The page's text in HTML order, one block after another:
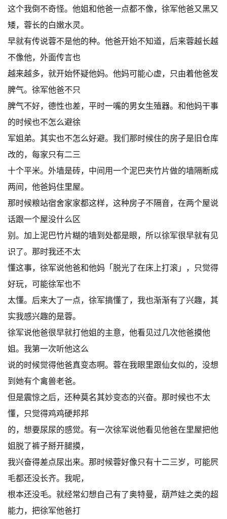
这个我倒不奇怪。他姐和他爸一点都不像，徐军他爸又黑又
矮，蓉长的白嫩水灵。
早就有传说蓉不是他的种。他爸开始不知道，后来蓉越长越
不像他，外面传言也
越来越多，就开始怀疑他妈。他妈可能心虚，只由着他爸发
脾气。徐军他爸不只
脾气不好，德性也差，平时一嘴的男女生殖器。和他妈干事
的时候也不怎么避徐
军姐弟。其实也不怎么好避。我们那时候住的房子是旧仓库
改的，每家只有二三
十个平米。外墙是砖，中间用一个泥巴夹竹片做的墙隔断成
两间，他爸妈住里屋。
那时候粮站宿舍家家都这样，这种房子不隔音，在两个屋说
话跟一个屋没什么区
别。加上泥巴竹片糊的墙到处都是眼，所以徐军很早就有见
识了。那时我还不太
懂这事，徐军说他爸和他妈「脱光了在床上打滚」，只觉得
好玩，可能徐军也不
太懂。后来大了一点，徐军搞懂了，我也渐渐有了兴趣，其
实我感兴趣的是蓉。
徐军说他爸很早就打他姐的主意，他看见过几次他爸摸他
姐。我第一次听他这么
说的时候觉得他爸真变态啊。蓉在我眼里跟仙女似的，没想
到她有个禽兽老爸。
但是震惊之后，还种莫名其妙变态的兴奋。那时候也不太
懂，只觉得鸡鸡硬邦邦
的，想要尿尿的感觉。有一次徐军说他看见他爸在里屋把他
姐脱了裤子掰开腿摸，
我兴奋得差点尿出来。那时候蓉好像只有十二三岁，可能屄
毛都还没长齐。我呢，
根本还没毛。就经常幻想自己有了奥特曼，葫芦娃之类的超
能力，把徐军他爸打